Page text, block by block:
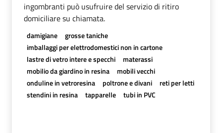
ingombranti può usufruire del servizio di ritiro
domiciliare su chiamata.
damigiane
grosse taniche
imballaggi per elettrodomestici non in cartone
lastre di vetro intere e specchi
materassi
mobilio da giardino in resina
mobili vecchi
onduline in vetroresina
poltrone e divani
reti per letti
stendini in resina
tapparelle tubi in PVC